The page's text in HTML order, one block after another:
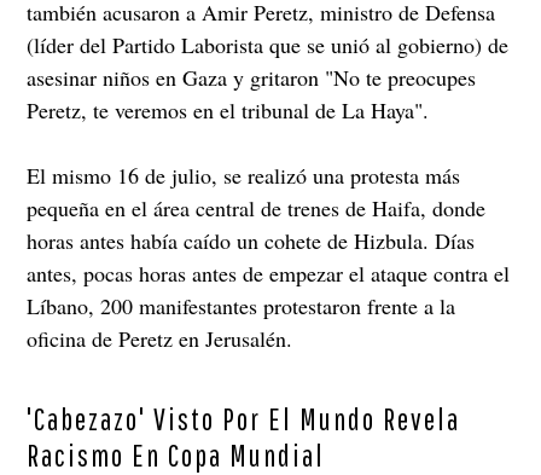
también acusaron a Amir Peretz, ministro de Defensa
(líder del Partido Laborista que se unió al gobierno) de
asesinar niños en Gaza y gritaron "No te preocupes
Peretz, te veremos en el tribunal de La Haya".
El mismo 16 de julio, se realizó una protesta más
pequeña en el área central de trenes de Haifa, donde
horas antes había caído un cohete de Hizbula. Días
antes, pocas horas antes de empezar el ataque contra el
Líbano, 200 manifestantes protestaron frente a la
oficina de Peretz en Jerusalén.
'Cabezazo' Visto Por El Mundo Revela
Racismo En Copa Mundial